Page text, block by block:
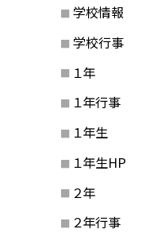
学校情報
学校行事
１年
１年行事
１年生
１年生HP
２年
２年行事